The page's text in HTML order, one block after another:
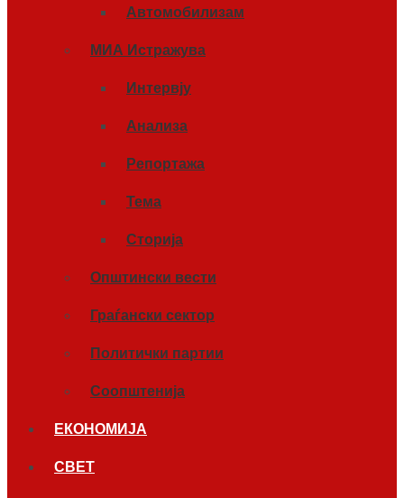
Автомобилизам
МИА Истражува
Интервју
Анализа
Репортажа
Тема
Сторија
Општински вести
Граѓански сектор
Политички партии
Соопштенија
ЕКОНОМИЈА
СВЕТ